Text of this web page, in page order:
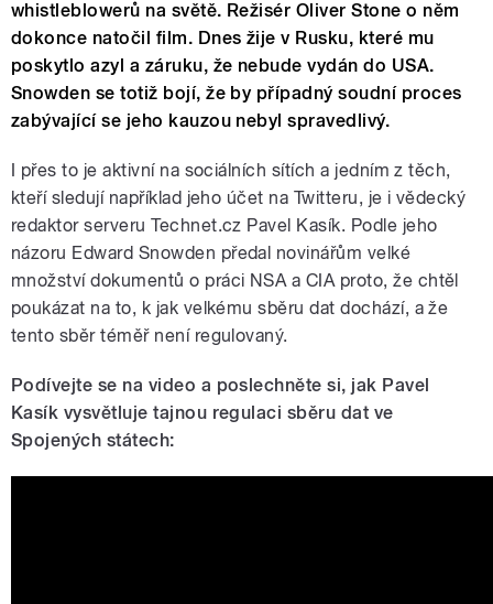
whistleblowerů na světě. Režisér Oliver Stone o něm
dokonce natočil film. Dnes žije v Rusku, které mu
poskytlo azyl a záruku, že nebude vydán do USA.
Snowden se totiž bojí, že by případný soudní proces
zabývající se jeho kauzou nebyl spravedlivý.
I přes to je aktivní na sociálních sítích a jedním z těch,
kteří sledují například jeho účet na Twitteru, je i vědecký
redaktor serveru Technet.cz Pavel Kasík. Podle jeho
názoru Edward Snowden předal novinářům velké
množství dokumentů o práci NSA a CIA proto, že chtěl
poukázat na to, k jak velkému sběru dat dochází, a že
tento sběr téměř není regulovaný.
Podívejte se na video a poslechněte si, jak Pavel
Kasík vysvětluje tajnou regulaci sběru dat ve
Spojených státech: